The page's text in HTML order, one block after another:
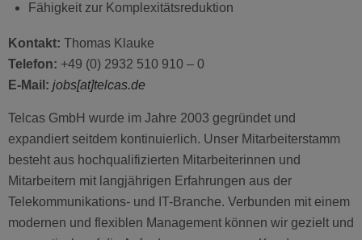
Fähigkeit zur Komplexitätsreduktion
Kontakt: Thomas Klauke
Telefon: +49 (0) 2932 510 910 – 0
E-Mail: jobs[at]telcas.de
Telcas GmbH wurde im Jahre 2003 gegründet und
expandiert seitdem kontinuierlich. Unser Mitarbeiterstamm
besteht aus hochqualifizierten Mitarbeiterinnen und
Mitarbeitern mit langjährigen Erfahrungen aus der
Telekommunikations- und IT-Branche. Verbunden mit einem
modernen und flexiblen Management können wir gezielt und